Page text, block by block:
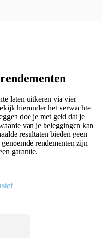
laten uitkeren via vier
hieronder het verwachte
doe je met geld dat je
van je beleggingen kan
resultaten bieden geen
rendementen zijn
garantie.